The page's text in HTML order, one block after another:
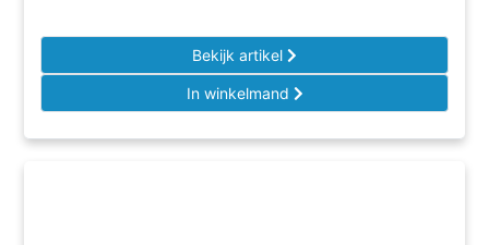
Bekijk artikel
In winkelmand